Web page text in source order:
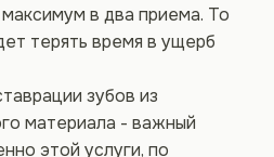
в два приема. То
терять время в ущерб
зубов из
материала - важный
этой услуги, по